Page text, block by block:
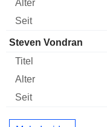
Steven Vondran